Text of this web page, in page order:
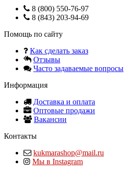
8 (800) 550-76-97
8 (843) 203-94-69
Помощь по сайту
Как сделать заказ
Отзывы
Часто задаваемые вопросы
Информация
Доставка и оплата
Оптовые продажи
Вакансии
Контакты
kukmarashop@mail.ru
Мы в Instagram